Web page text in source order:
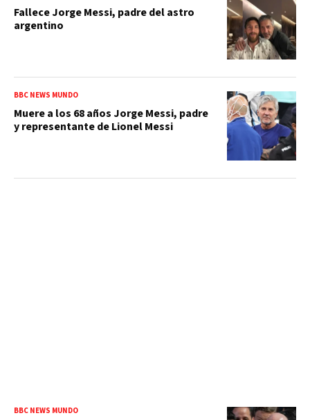
Fallece Jorge Messi, padre del astro
argentino
BBC NEWS MUNDO
Muere a los 68 años Jorge Messi, padre
y representante de Lionel Messi
BBC NEWS MUNDO